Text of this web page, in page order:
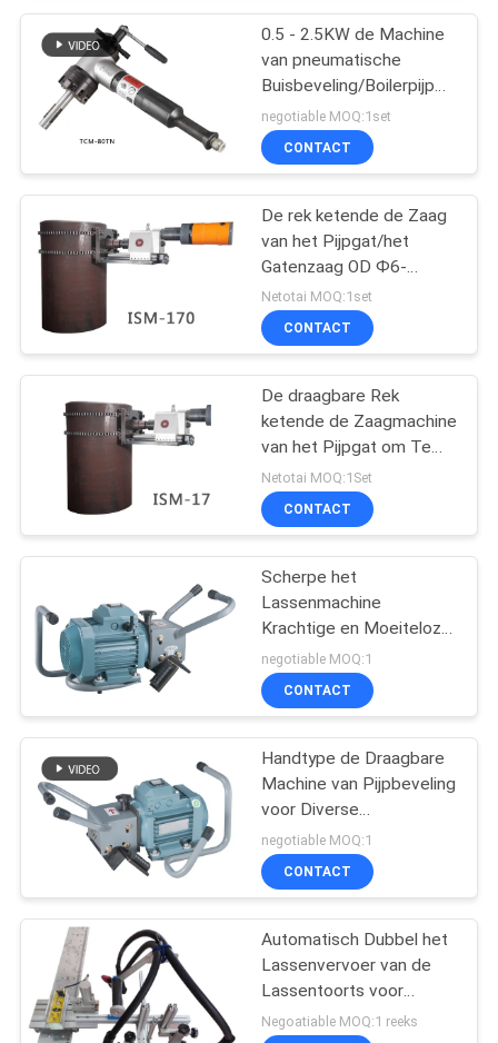
VERZOEK
OM EEN
CITAAT
SITEMAP
PRIVACYBELEID
De Machine van het
pijplassen
Buis aan Tubesheet-
Lassenmachine
Circulaire naad
lassen machine
21
booglassenmachine
25
0.5 - 2.5KW de Machine
van pneumatische
Buisbeveling/Boilerpijp
die Machine onder ogen
zien
negotiable MOQ:1set
CONTACT
De rek ketende de Zaag
van het Pijpgat/het
Gatenzaag OD Ф6-
114mm van
Buizenstelselnotcher
Netotai MOQ:1set
CONTACT
De draagbare Rek
ketende de Zaagmachine
van het Pijpgat om Te
boren en Boring
Netotai MOQ:1Set
CONTACT
Scherpe het
Lassenmachine
Krachtige en Moeiteloze
380V 50HZ van
plaatbeveller
negotiable MOQ:1
CONTACT
Handtype de Draagbare
Machine van Pijpbeveling
voor Diverse
Metaalplaten 1-3m/Min
negotiable MOQ:1
CONTACT
Automatisch Dubbel het
Lassenvervoer van de
Lassentoorts voor
Vierkante Bar Productie
Negoatiable MOQ:1 reeks